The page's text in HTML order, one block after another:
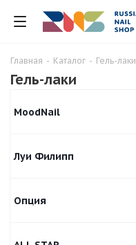
Главная - Каталог - Гель-лаки
Гель-лаки
MoodNail
Луи Филипп
Опция